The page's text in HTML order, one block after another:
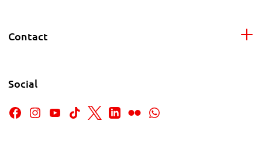
Contact
Social